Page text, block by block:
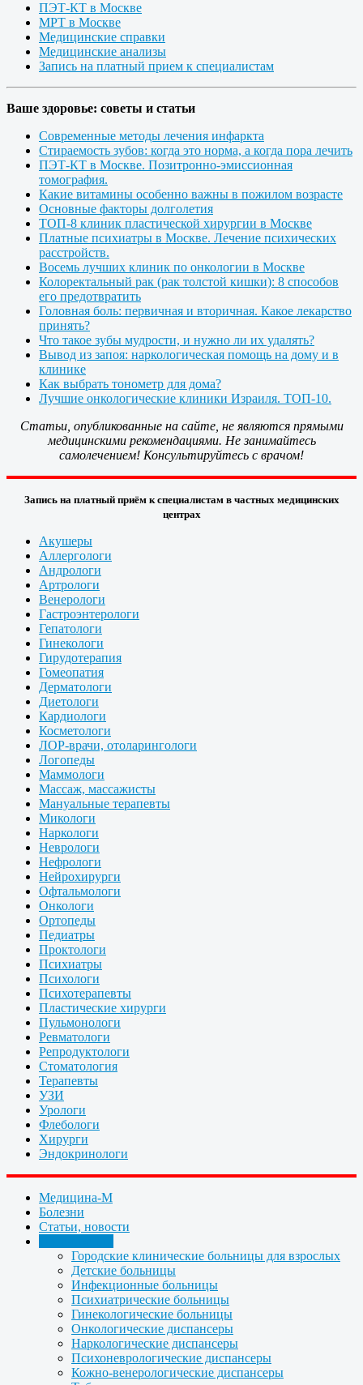
ПЭТ-КТ в Москве
МРТ в Москве
Медицинские справки
Медицинские анализы
Запись на платный прием к специалистам
Ваше здоровье: советы и статьи
Современные методы лечения инфаркта
Стираемость зубов: когда это норма, а когда пора лечить
ПЭТ-КТ в Москве. Позитронно-эмиссионная
томография.
Какие витамины особенно важны в пожилом возрасте
Основные факторы долголетия
ТОП-8 клиник пластической хирургии в Москве
Платные психиатры в Москве. Лечение психических
расстройств.
Восемь лучших клиник по онкологии в Москве
Колоректальный рак (рак толстой кишки): 8 способов
его предотвратить
Головная боль: первичная и вторичная. Какое лекарство
принять?
Что такое зубы мудрости, и нужно ли их удалять?
Вывод из запоя: наркологическая помощь на дому и в
клинике
Как выбрать тонометр для дома?
Лучшие онкологические клиники Израиля. ТОП-10.
Статьи, опубликованные на сайте, не являются прямыми
медицинскими рекомендациями. Не занимайтесь
самолечением! Консультируйтесь с врачом!
Запись на платный приём к специалистам в частных медицинских
центрах
Акушеры
Аллергологи
Андрологи
Артрологи
Венерологи
Гастроэнтерологи
Гепатологи
Гинекологи
Гирудотерапия
Гомеопатия
Дерматологи
Диетологи
Кардиологи
Косметологи
ЛОР-врачи, отоларингологи
Логопеды
Маммологи
Массаж, массажисты
Мануальные терапевты
Микологи
Наркологи
Неврологи
Нефрологи
Нейрохирурги
Офтальмологи
Онкологи
Ортопеды
Педиатры
Проктологи
Психиатры
Психологи
Психотерапевты
Пластические хирурги
Пульмонологи
Ревматологи
Репродуктологи
Стоматология
Терапевты
УЗИ
Урологи
Флебологи
Хирурги
Эндокринологи
Медицина-М
Болезни
Статьи, новости
Городские клинические больницы для взрослых
Детские больницы
Инфекционные больницы
Психиатрические больницы
Гинекологические больницы
Онкологические диспансеры
Наркологические диспансеры
Психоневрологические диспансеры
Кожно-венерологические диспансеры